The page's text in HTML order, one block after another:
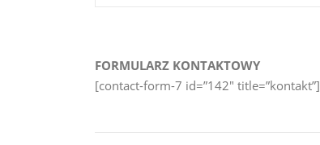
FORMULARZ KONTAKTOWY
[contact-form-7 id=”142″ title=”kontakt”]